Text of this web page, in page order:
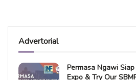
Advertorial
Permasa Ngawi
Expo & Try Our